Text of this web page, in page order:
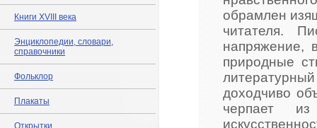
Книги XVIII века
Энциклопедии, словари,
справочники
Фольклор
Плакаты
Открытки
обрамлен
читателя.
напряжение,
природные
доходчиво
черпает